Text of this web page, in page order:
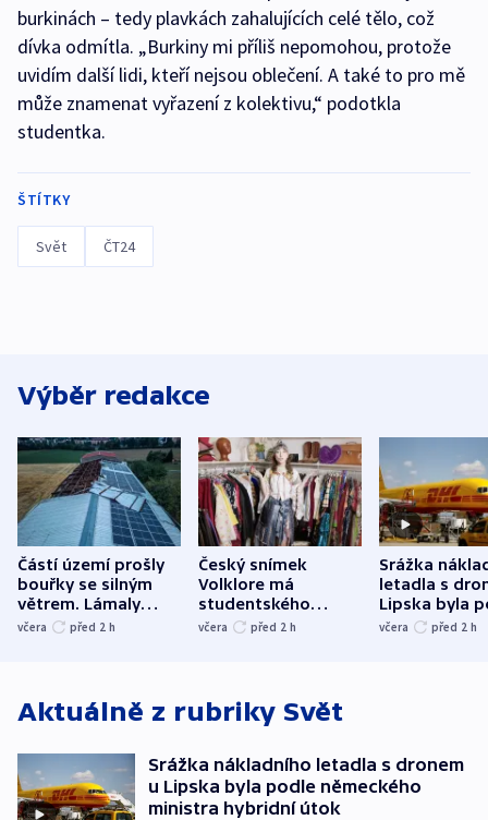
burkinách – tedy plavkách zahalujících celé tělo, což
dívka odmítla. „Burkiny mi příliš nepomohou, protože
uvidím další lidi, kteří nejsou oblečení. A také to pro mě
může znamenat vyřazení z kolektivu,“ podotkla
studentka.
ŠTÍTKY
Svět ČT24
Výběr redakce
Částí území prošly
bouřky se silným
větrem. Lámaly
stromy a poničily
včera před 2 h
Český snímek
Volklore má
studentského
Oscara, zabojuje o
včera před 2 h
Srážka
letadla s
Lipska byla
německého
včera před 2 h
Aktuálně z rubriky Svět
Srážka nákladního letadla s dronem
u Lipska byla podle německého
ministra hybridní útok